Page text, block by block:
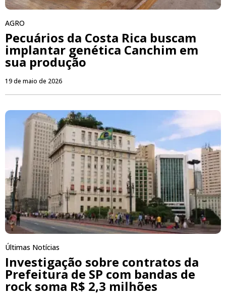
AGRO
Pecuários da Costa Rica buscam
implantar genética Canchim em
sua produção
19 de maio de 2026
Últimas Notícias
Investigação sobre contratos da
Prefeitura de SP com bandas de
rock soma R$ 2,3 milhões